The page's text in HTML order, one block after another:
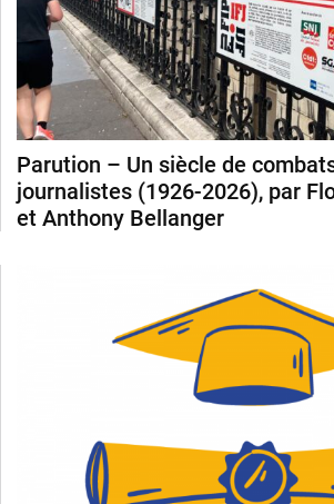
Parution – Un siècle de
journalistes (1926-2026), par
et Anthony Bellanger